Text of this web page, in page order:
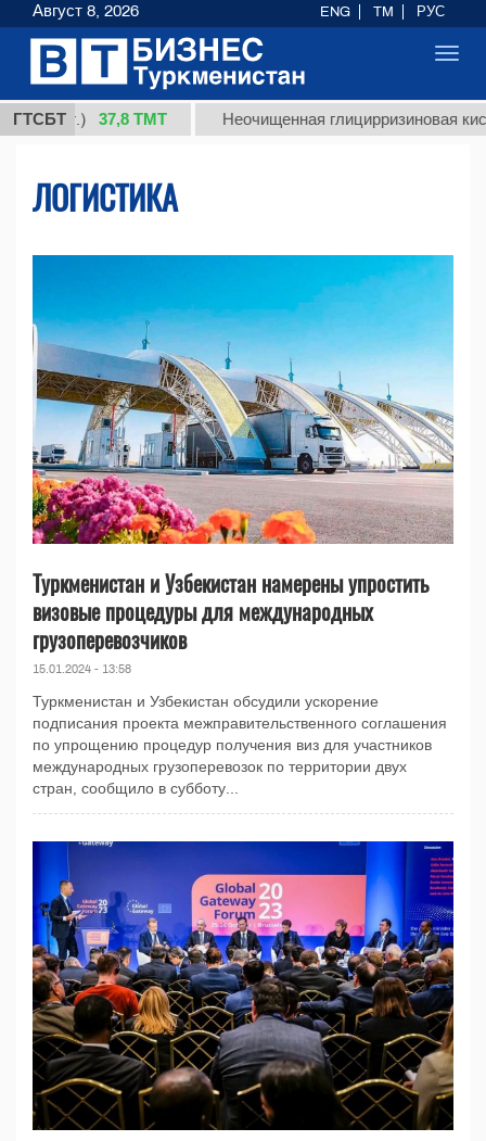
ГТСБТ
37,8 ТМТ Неочищенная глицирризиновая кислота
ЛОГИСТИКА
Туркменистан и Узбекистан намерены упростить
визовые процедуры для международных
грузоперевозчиков
15.01.2024 - 13:58
Туркменистан и Узбекистан обсудили ускорение
подписания проекта межправительственного соглашения
по упрощению процедур получения виз для участников
международных грузоперевозок по территории двух
стран, сообщило в субботу...
Август 8, 2026 ENG TM РУС